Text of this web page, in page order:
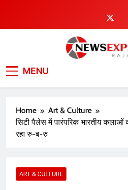
content
MENU
Home
Art & Culture
सिटी पैलेस में पारंपरिक भारतीय कलाओं
रहा रु-ब-रु
ART & CULTURE